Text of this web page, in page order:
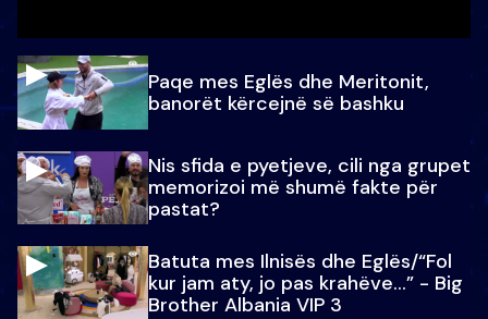
Paqe mes Eglës dhe Meritonit,
banorët kërcejnë së bashku
Nis sfida e pyetjeve, cili nga grupet
memorizoi më shumë fakte për
pastat?
Batuta mes Ilnisës dhe Eglës/“Fol
kur jam aty, jo pas krahëve…” - Big
Brother Albania VIP 3